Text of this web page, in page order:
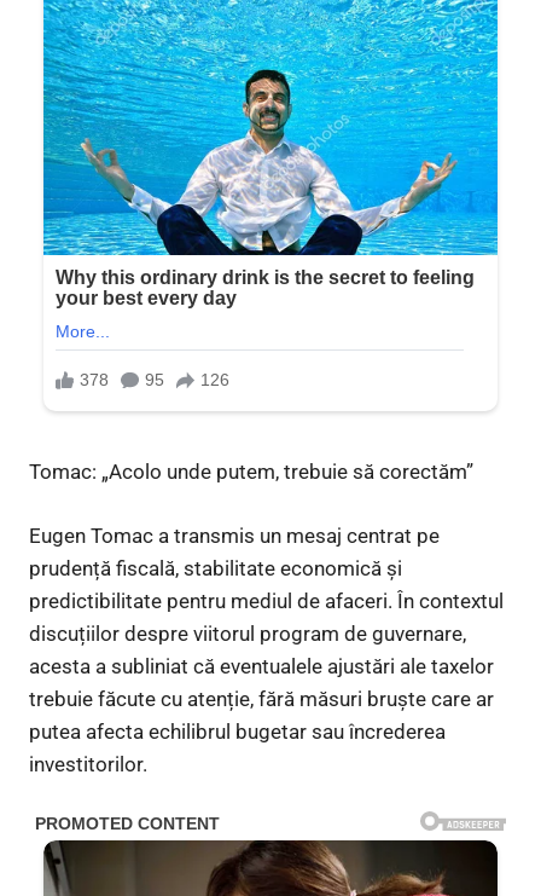
Tomac: „Acolo unde putem, trebuie să corectăm”
Eugen Tomac a transmis un mesaj centrat pe
prudență fiscală, stabilitate economică și
predictibilitate pentru mediul de afaceri. În contextul
discuțiilor despre viitorul program de guvernare,
acesta a subliniat că eventualele ajustări ale taxelor
trebuie făcute cu atenție, fără măsuri bruște care ar
putea afecta echilibrul bugetar sau încrederea
investitorilor.